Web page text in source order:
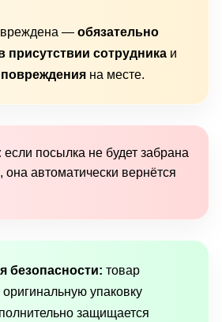
— обязательно
присутствии сотрудника и
повреждения на месте.
если посылка не будет забрана
, она автоматически вернётся
безопасности: товар
упаковку
защищается